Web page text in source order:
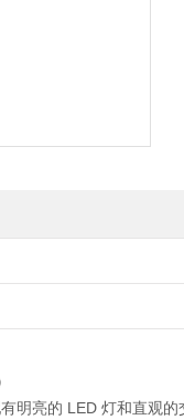
明亮的 LED 灯和直观